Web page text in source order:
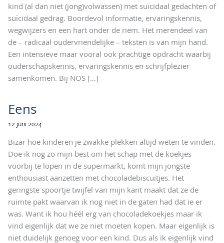
kind (al dan niet (jong)volwassen) met suïcidaal gedachten of
suïcidaal gedrag. Boordevol informatie, ervaringskennis,
wegwijzers en een hart onder de riem. Het merendeel van
de – radicaal oudervriendelijke – teksten is van mijn hand.
Een intensieve maar vooral ook prachtige opdracht waarbij
ouderschapskennis, ervaringskennis en schrijfplezier
samenkomen. Bij NOS […]
Eens
12 juni 2024
Bizar hoe kinderen je zwakke plekken altijd weten te vinden.
Doe ik nog zo mijn best om het schap met de koekjes
voorbij te lopen in de supermarkt, komt mijn jongste
enthousiast aanzetten met chocoladebiscuitjes. Het
geringste spoortje twijfel van mijn kant maakt dat ze de
ruimte pakt waarvan ik nog niet in de gaten had dat ie er
was. Want ik hou héél erg van chocoladekoekjes maar ik
vind eigenlijk dat we ze niet moeten kopen. Maar eigenlijk is
niet duidelijk genoeg voor een kind. Dus als ik eigenlijk vind